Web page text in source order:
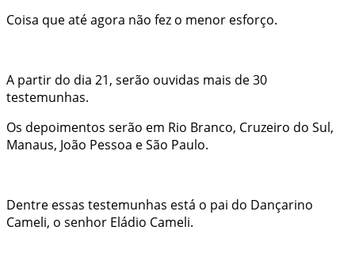
Coisa que até agora não fez o menor esforço.
A partir do dia 21, serão ouvidas mais de 30
testemunhas.
Os depoimentos serão em Rio Branco, Cruzeiro do Sul,
Manaus, João Pessoa e São Paulo.
Dentre essas testemunhas está o pai do Dançarino
Cameli, o senhor Eládio Cameli.